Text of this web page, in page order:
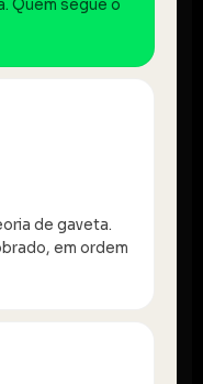
Quem segue o
de gaveta.
em ordem